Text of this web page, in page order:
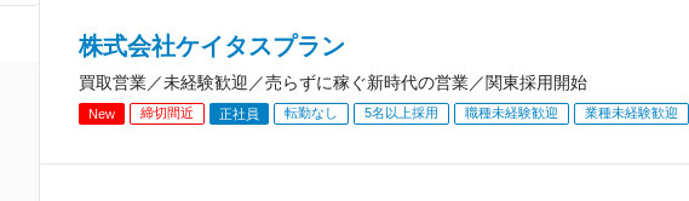
株式会社ケイタスプラン
買取営業／未経験歓迎／売らずに稼ぐ新時代の営業／関東採用開始
New 締切間近 正社員 転勤なし 5名以上採用 職種未経験歓迎 業種未経験歓迎